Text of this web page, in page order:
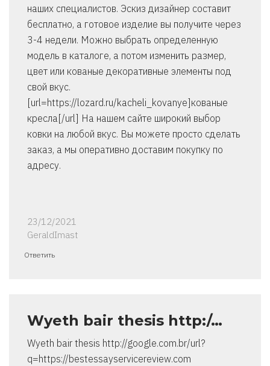
наших специалистов. Эскиз дизайнер составит
бесплатно, а готовое изделие вы получите через
3-4 недели. Можно выбрать определенную
модель в каталоге, а потом изменить размер,
цвет или кованые декоративные элементы под
свой вкус.
[url=https://lozard.ru/kacheli_kovanye]кованые
кресла[/url] На нашем сайте широкий выбор
ковки на любой вкус. Вы можете просто сделать
заказ, а мы оперативно доставим покупку по
адресу.
23/12/2021
GeraldImast
Ответить
Wyeth bair thesis http:/…
Wyeth bair thesis http://google.com.br/url?
q=https://bestessayservicereview.com